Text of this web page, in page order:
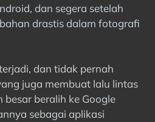
dan segera setelah
drastis dalam fotografi
dan tidak pernah
juga membuat lalu lintas
beralih ke Google
sebagai aplikasi